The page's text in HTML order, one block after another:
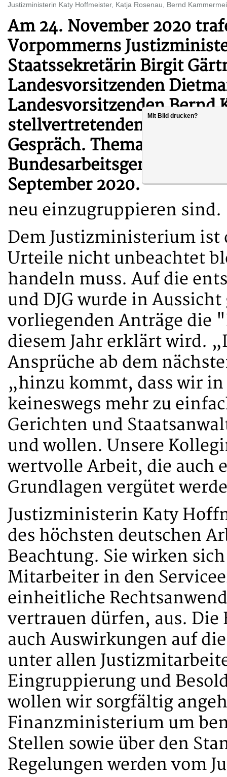
Justizministerin Katy Hoffmeister, Katja Rosenau, Bernd
Am 24. November 2020
Vorpommerns
Staatssekretärin Birgit
Landesvorsitzenden
Landesvorsitzenden Bernd
stellvertretenden DJG
Gespräch. Thema waren
Bundesarbeitsgerichts vom
September 2020.
neu einzugruppieren sind.
Dem Justizministerium ist
Urteile nicht unbeachtet
handeln muss. Auf die
und DJG wurde in
vorliegenden Anträge die
diesem Jahr erklärt wird.
Ansprüche ab dem
„hinzu kommt, dass wir
keineswegs mehr zu
Gerichten und
und wollen. Unsere
wertvolle Arbeit, die auch
Grundlagen vergütet
Justizministerin Katy
des höchsten deutschen
Beachtung. Sie wirken
Mitarbeiter in den
einheitliche
vertrauen dürfen, aus. Die
auch Auswirkungen auf
unter allen
Eingruppierung und
wollen wir sorgfältig
Finanzministerium um
Stellen sowie über den
Regelungen werden vom
Mit Bild drucken?